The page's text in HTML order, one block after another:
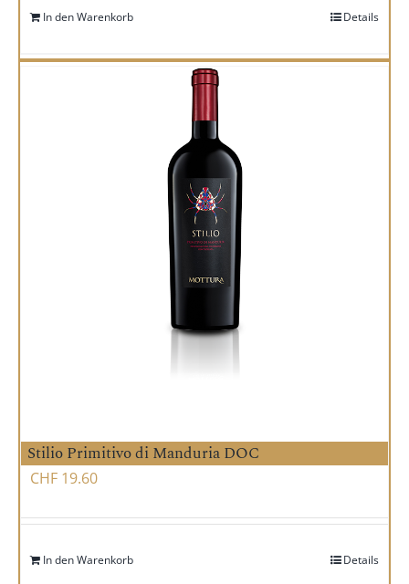
In den Warenkorb Details
Stilio Primitivo di Manduria DOC
CHF 19.60
In den Warenkorb Details